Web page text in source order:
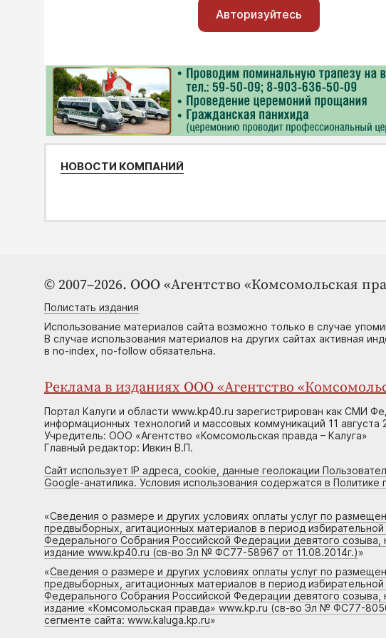
Авторизуйтесь
НОВОСТИ КОМПАНИЙ
© 2007–2026. ООО «Агентство «Комсомольская
Полистать издания
Использование материалов сайта возможно только в случае
В случае использования материалов на других сайтах активная
в no-index, no-follow обязательна.
Реклама в изданиях ООО «Агентство
Портал Калуги и области www.kp40.ru зарегистрирован как СМИ
информационных технологий и массовых коммуникаций 11
Учредитель: ООО «Агентство «Комсомольская правда – Калуга»
Главный редактор: Ивкин В.П.
Сайт использует IP адреса, cookie, данные геолокации
Google-анатилика. Условия использования содержатся в
«Сведения о размере и других условиях оплаты услуг по
предвыборных, агитационных материалов в период
Федерального Собрания Российской Федерации девятого созыва,
издание www.kp40.ru (св-во Эл № ФС77-58967 от 11.08.2014г.)»
«Сведения о размере и других условиях оплаты услуг по
предвыборных, агитационных материалов в период
Федерального Собрания Российской Федерации девятого созыва,
издание «Комсомольская правда» www.kp.ru (св-во Эл № ФС77-
сегменте сайта: www.kaluga.kp.ru»